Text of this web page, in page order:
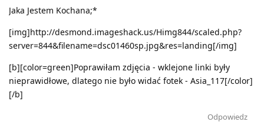
Jaka Jestem Kochana;*
[img]http://desmond.imageshack.us/Himg844/scaled.php?
server=844&filename=dsc01460sp.jpg&res=landing[/img]
[b][color=green]Poprawiłam zdjęcia - wklejone linki były
nieprawidłowe, dlatego nie było widać fotek - Asia_117[/color]
[/b]
Odpowiedz